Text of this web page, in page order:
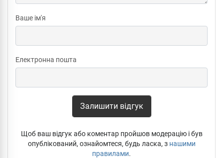
Ваше ім'я
Електронна пошта
Залишити відгук
Щоб ваш відгук або коментар пройшов модерацію і був
опублікований, ознайомтеся, будь ласка, з нашими
правилами.